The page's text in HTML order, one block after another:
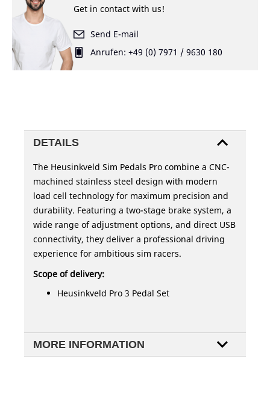
Get in contact with us!
Send E-mail
Anrufen: +49 (0) 7971 / 9630 180
DETAILS
The Heusinkveld Sim Pedals Pro combine a CNC-
machined stainless steel design with modern
load cell technology for maximum precision and
durability. Featuring a two-stage brake system, a
wide range of adjustment options, and direct USB
connectivity, they deliver a professional driving
experience for ambitious sim racers.
Scope of delivery:
Heusinkveld Pro 3 Pedal Set
MORE INFORMATION